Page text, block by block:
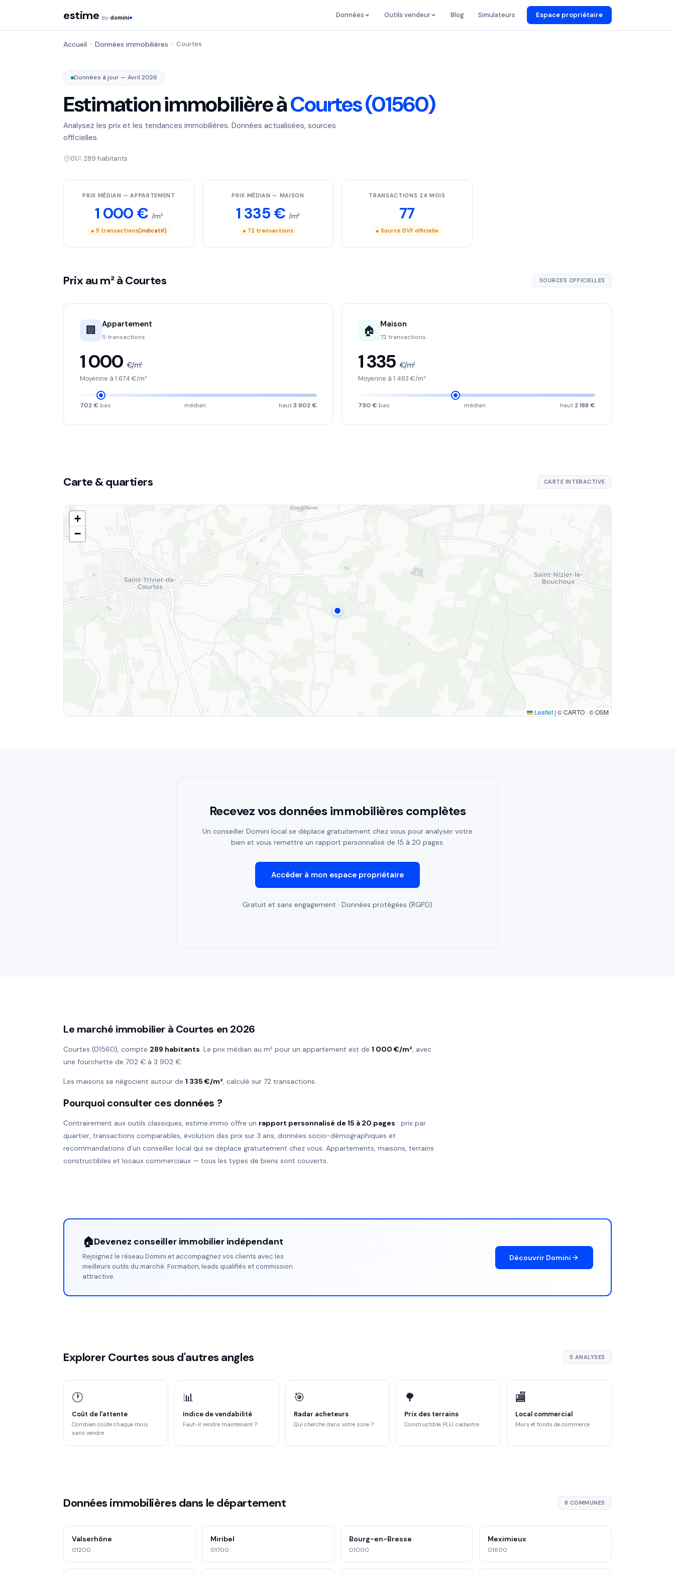
estime by domini Données Outils vendeur Blog Simulateurs Espace propriétaire
Accueil › Données immobilières › Courtes
Données à jour — Avril 2026
Estimation immobilière àCourtes (01560)
Analysez les prix et les tendances immobilières. Données actualisées, sources
officielles.
01 289 habitants
PRIX MÉDIAN — APPARTEMENT
1 000 € /m²
● 5 transactions(indicatif)
PRIX MÉDIAN — MAISON
1 335 € /m²
● 72 transactions
TRANSACTIONS 24 MOIS
77
● Source DVF officielle
Prix au m² à Courtes SOURCES OFFICIELLES
🏢 Appartement
5 transactions
1 000 €/m²
Moyenne à 1 674 €/m²
702 € bas médian haut3 902 €
🏠 Maison
72 transactions
1 335 €/m²
Moyenne à 1 483 €/m²
750 € bas médian haut 2 188 €
Carte & quartiers CARTE INTERACTIVE
+
−
Leaflet | © CARTO · © OSM
Recevez vos données immobilières complètes
Un conseiller Domini local se déplace gratuitement chez vous pour analyser votre
bien et vous remettre un rapport personnalisé de 15 à 20 pages.
Accéder à mon espace propriétaire
Gratuit et sans engagement · Données protégées (RGPD)
Le marché immobilier à Courtes en 2026
Courtes (01560), compte 289 habitants. Le prix médian au m² pour un appartement est de 1 000 €/m², avec
une fourchette de 702 € à 3 902 €.
Les maisons se négocient autour de 1 335 €/m², calculé sur 72 transactions.
Pourquoi consulter ces données ?
Contrairement aux outils classiques, estime.immo offre un rapport personnalisé de 15 à 20 pages : prix par
quartier, transactions comparables, évolution des prix sur 3 ans, données socio-démographiques et
recommandations d'un conseiller local qui se déplace gratuitement chez vous. Appartements, maisons, terrains
constructibles et locaux commerciaux — tous les types de biens sont couverts.
🏠Devenez conseiller immobilier indépendant
Rejoignez le réseau Domini et accompagnez vos clients avec les
meilleurs outils du marché. Formation, leads qualifiés et commission
attractive.
Découvrir Domini
Explorer Courtes sous d'autres angles 5 ANALYSES
🕐
Coût de l'attente
Combien coûte chaque mois
sans vendre
📊
Indice de vendabilité
Faut-il vendre maintenant ?
🎯
Radar acheteurs
Qui cherche dans votre zone ?
🌳
Prix des terrains
Constructible, PLU, cadastre
🏬
Local commercial
Murs et fonds de commerce
Données immobilières dans le département 8 COMMUNES
Valserhône
01200
Miribel
01700
Bourg-en-Bresse
01000
Meximieux
01800